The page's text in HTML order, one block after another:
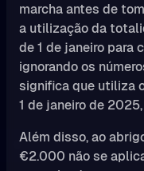
marcha antes de
a utilização da
de 1 de janeiro para
ignorando os
significa que utiliza
1 de janeiro de
Além disso, ao
€2.000 não se